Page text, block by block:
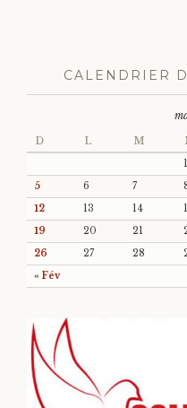
CALENDRIER
D L M
« Fév
1
5
6 7
12
13 14
19
20 21
26
27 28